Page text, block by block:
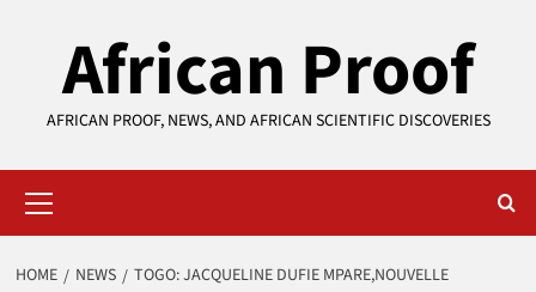
African Proof
AFRICAN PROOF, NEWS, AND AFRICAN SCIENTIFIC DISCOVERIES
Menu
HOME NEWS
TOGO: JACQUELINE DUFIE MPARE,NOUVELLE